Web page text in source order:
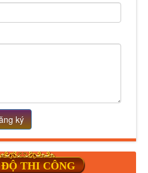
ký
THI CÔNG